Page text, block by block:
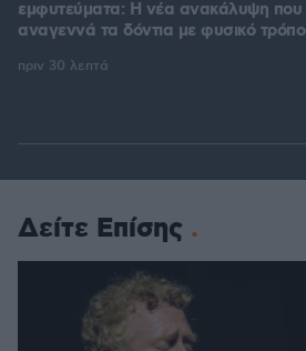
εμφυτεύματα: Η νέα ανακάλυψη που
αναγεννά τα δόντια με φυσικό τρόπο
πριν 30 λεπτά
Δείτε Επίσης